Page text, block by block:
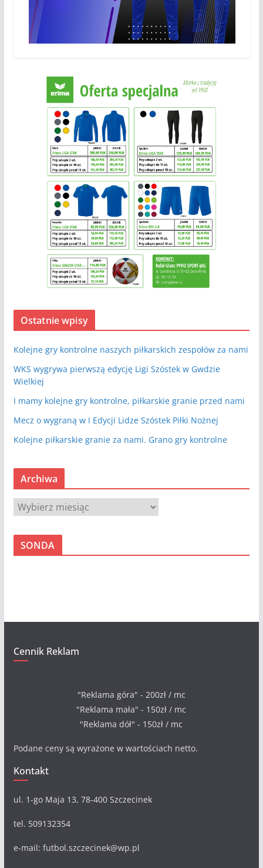
Ostatnie wpisy
Kolejne gry kontrolne naszych piłkarskich zespołów za nami
WKS wygrywa pierwszą edycję Ligi Szóstek w Gwdzie
Wielkiej
I mamy kolejne gry kontrolne, piłkarskie granie przed nami
Mecz o wygraną w I Edycji Lidze Szóstek Piłki Nożnej
Kolejne piłkarskie granie za nami. Grano gry kontrolne
Archiwa
A
r
c
SONDA
Cennik Reklam
"Reklama góra" - 200zł / mc
"Reklama mała" - 150zł / mc
"Reklama dół" - 150zł / mc
Podane ceny są wyrażone w wartościach netto.
Kontakt
ul. 1-go Maja 13, 78-400 Szczecinek
tel. 509132354
e-mail: futbol.szczecinek@wp.pl